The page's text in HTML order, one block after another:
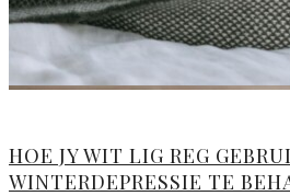
HOE JY WIT LIG REG
WINTERDEPRESSIE TE